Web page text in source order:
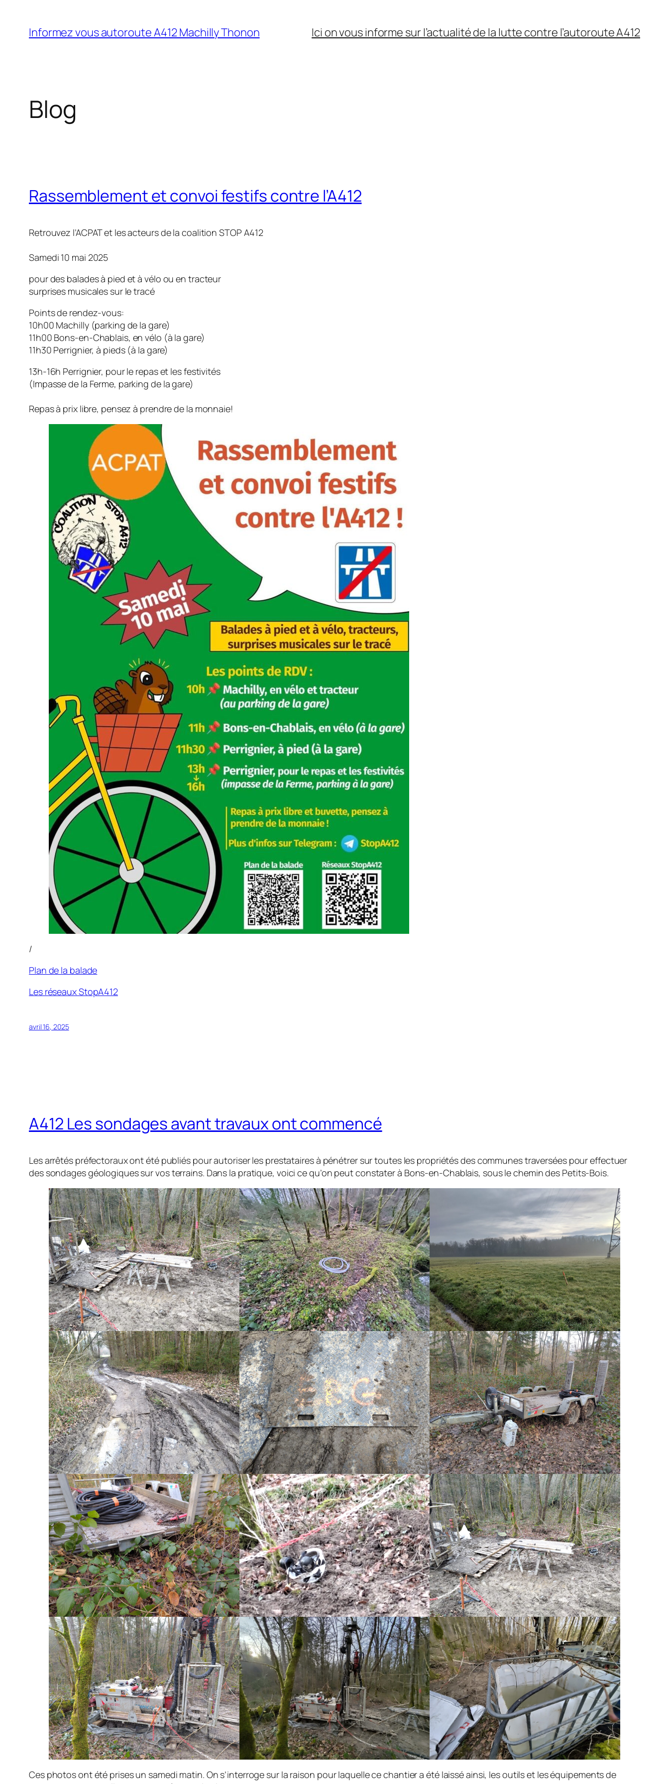
contenu
Informez vous autoroute A412 Machilly Thonon Ici on vous informe sur l’actualité de la lutte contre l’autoroute A412
Blog
Rassemblement et convoi festifs contre l’A412
Retrouvez l’ACPAT et les acteurs de la coalition STOP A412
Samedi 10 mai 2025
pour des balades à pied et à vélo ou en tracteur
surprises musicales sur le tracé
Points de rendez-vous:
10h00 Machilly (parking de la gare)
11h00 Bons-en-Chablais, en vélo (à la gare)
11h30 Perrignier, à pieds (à la gare)
13h-16h Perrignier, pour le repas et les festivités
(Impasse de la Ferme, parking de la gare)
Repas à prix libre, pensez à prendre de la monnaie!
/
Plan de la balade
Les réseaux StopA412
avril 16, 2025
A412 Les sondages avant travaux ont commencé
Les arrêtés préfectoraux ont été publiés pour autoriser les prestataires à pénétrer sur toutes les propriétés des communes traversées pour effectuer
des sondages géologiques sur vos terrains. Dans la pratique, voici ce qu’on peut constater à Bons-en-Chablais, sous le chemin des Petits-Bois.
Ces photos ont été prises un samedi matin. On s’interroge sur la raison pour laquelle ce chantier a été laissé ainsi, les outils et les équipements de